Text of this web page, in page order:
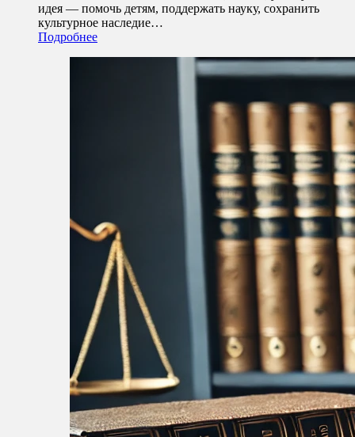
идея — помочь детям, поддержать науку, сохранить
культурное наследие…
Подробнее